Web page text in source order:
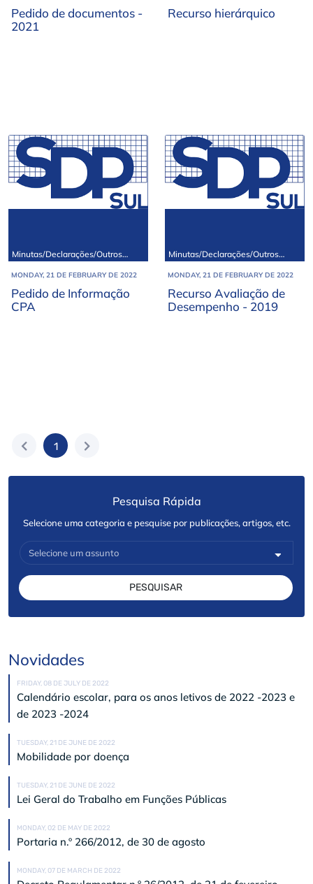
Pedido de documentos -
2021
Recurso hierárquico
Minutas/Declarações/Outros
MONDAY, 21 DE FEBRUARY DE 2022
Pedido de Informação
CPA
Minutas/Declarações/Outros
MONDAY, 21 DE FEBRUARY DE 2022
Recurso Avaliação de
Desempenho - 2019
1
Pesquisa Rápida
Selecione uma categoria e pesquise por publicações, artigos, etc.
PESQUISAR
Novidades
FRIDAY, 08 DE JULY DE 2022
Calendário escolar, para os anos letivos de 2022 -2023 e
de 2023 -2024
TUESDAY, 21 DE JUNE DE 2022
Mobilidade por doença
TUESDAY, 21 DE JUNE DE 2022
Lei Geral do Trabalho em Funções Públicas
MONDAY, 02 DE MAY DE 2022
Portaria n.º 266/2012, de 30 de agosto
MONDAY, 07 DE MARCH DE 2022